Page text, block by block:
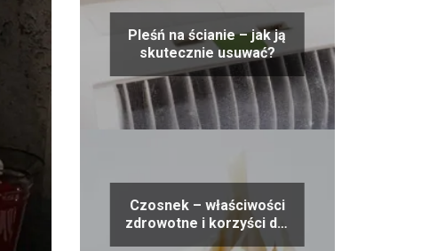
Pleśń na ścianie – jak ją
skutecznie usuwać?
Czosnek – właściwości
zdrowotne i korzyści dla
organizmu